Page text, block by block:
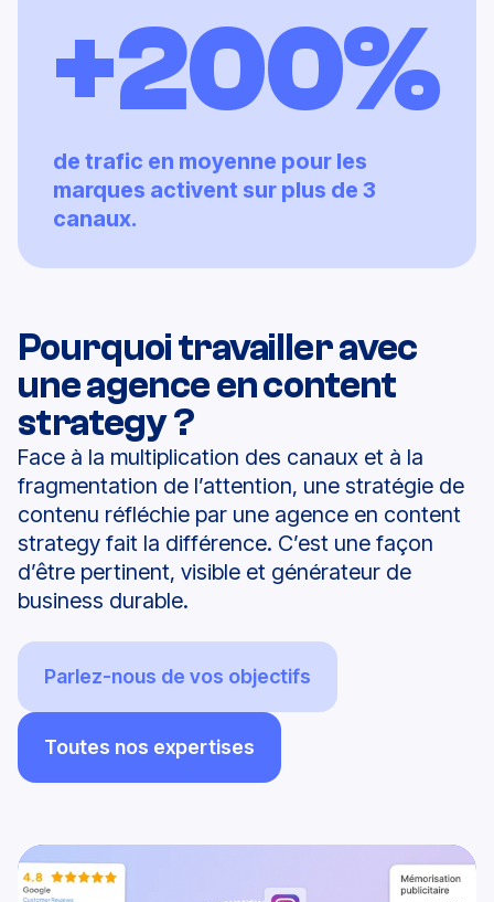
+200%
de trafic en moyenne pour les
marques activent sur plus de 3
canaux.
Pourquoi travailler avec
une agence en content
strategy ?
Face à la multiplication des canaux et à la
fragmentation de l’attention, une stratégie de
contenu réfléchie par une agence en content
strategy fait la différence. C’est une façon
d’être pertinent, visible et générateur de
business durable.
Parlez-nous de vos objectifs
Toutes nos expertises